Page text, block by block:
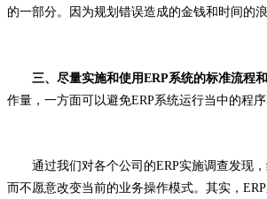
的一部分。因为规划错误造成的金钱和时间的
三、尽量实施和使用ERP系统的标准流程和
作量，一方面可以避免ERP系统运行当中的程
通过我们对各个公司的ERP实施调查发现，
而不愿意改变当前的业务操作模式。其实，